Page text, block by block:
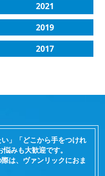
2021
2019
2017
」「どこから手をつけれ
みも大歓迎です。
は、ヴァンリックにおま